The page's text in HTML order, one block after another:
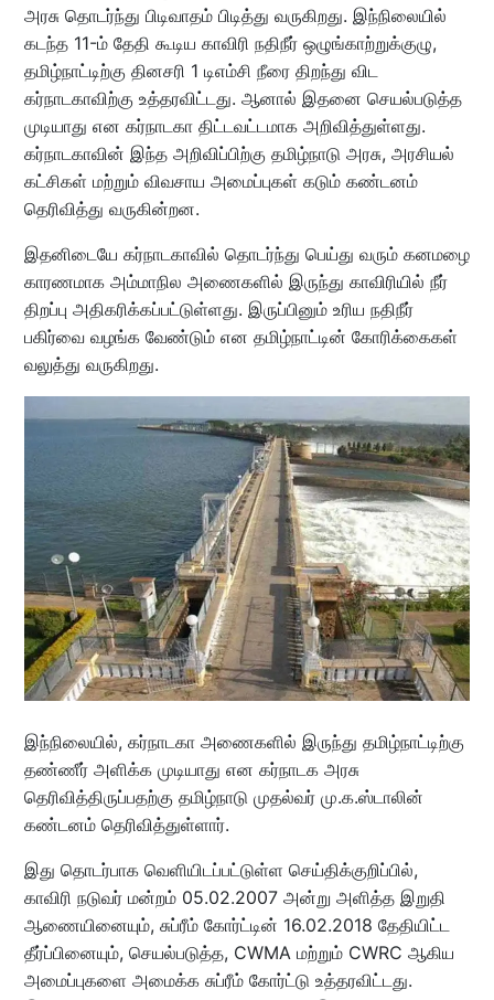
அரசு தொடர்ந்து பிடிவாதம் பிடித்து வருகிறது. இந்நிலையில்
கடந்த 11-ம் தேதி கூடிய காவிரி நதிநீர் ஒழுங்காற்றுக்குழு,
தமிழ்நாட்டிற்கு தினசரி 1 டிஎம்சி நீரை திறந்து விட
கர்நாடகாவிற்கு உத்தரவிட்டது. ஆனால் இதனை செயல்படுத்த
முடியாது என கர்நாடகா திட்டவட்டமாக அறிவித்துள்ளது.
கர்நாடகாவின் இந்த அறிவிப்பிற்கு தமிழ்நாடு அரசு, அரசியல்
கட்சிகள் மற்றும் விவசாய அமைப்புகள் கடும் கண்டனம்
தெரிவித்து வருகின்றன.
இதனிடையே கர்நாடகாவில் தொடர்ந்து பெய்து வரும் கனமழை
காரணமாக அம்மாநில அணைகளில் இருந்து காவிரியில் நீர்
திறப்பு அதிகரிக்கப்பட்டுள்ளது. இருப்பினும் உரிய நதிநீர்
பகிர்வை வழங்க வேண்டும் என தமிழ்நாட்டின் கோரிக்கைகள்
வலுத்து வருகிறது.
இந்நிலையில், கர்நாடகா அணைகளில் இருந்து தமிழ்நாட்டிற்கு
தண்ணீர் அளிக்க முடியாது என கர்நாடக அரசு
தெரிவித்திருப்பதற்கு தமிழ்நாடு முதல்வர் மு.க.ஸ்டாலின்
கண்டனம் தெரிவித்துள்ளார்.
இது தொடர்பாக வெளியிடப்பட்டுள்ள செய்திக்குறிப்பில்,
காவிரி நடுவர் மன்றம் 05.02.2007 அன்று அளித்த இறுதி
ஆணையினையும், சுப்ரீம் கோர்ட்டின் 16.02.2018 தேதியிட்ட
தீர்ப்பினையும், செயல்படுத்த, CWMA மற்றும் CWRC ஆகிய
அமைப்புகளை அமைக்க சுப்ரீம் கோர்ட்டு உத்தரவிட்டது.